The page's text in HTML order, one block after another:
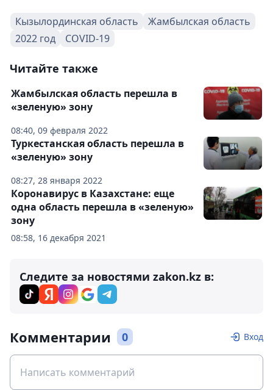
Кызылординская область
Жамбылская область
2022 год
COVID-19
Читайте также
08:40, 09 февраля 2022
Жамбылская область перешла в
«зеленую» зону
08:27, 28 января 2022
Туркестанская область перешла в
«зеленую» зону
08:58, 16 декабря 2021
Коронавирус в Казахстане: еще
одна область перешла в «зеленую»
зону
Следите за новостями zakon.kz в:
Комментарии 0 Вход